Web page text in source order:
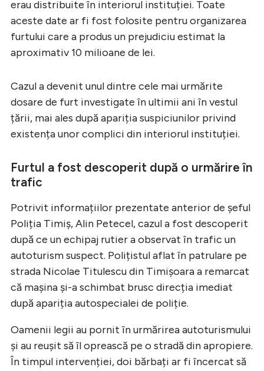
erau distribuite în interiorul instituției. Toate
aceste date ar fi fost folosite pentru organizarea
furtului care a produs un prejudiciu estimat la
aproximativ 10 milioane de lei.
Cazul a devenit unul dintre cele mai urmărite
dosare de furt investigate în ultimii ani în vestul
țării, mai ales după apariția suspiciunilor privind
existența unor complici din interiorul instituției.
Furtul a fost descoperit după o urmărire în
trafic
Potrivit informațiilor prezentate anterior de șeful
Poliția Timiș, Alin Petecel, cazul a fost descoperit
după ce un echipaj rutier a observat în trafic un
autoturism suspect. Polițistul aflat în patrulare pe
strada Nicolae Titulescu din Timișoara a remarcat
că mașina și-a schimbat brusc direcția imediat
după apariția autospecialei de poliție.
Oamenii legii au pornit în urmărirea autoturismului
și au reușit să îl oprească pe o stradă din apropiere.
În timpul intervenției, doi bărbați ar fi încercat să